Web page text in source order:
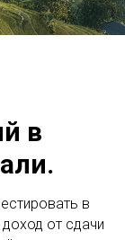
в
в
от сдачи